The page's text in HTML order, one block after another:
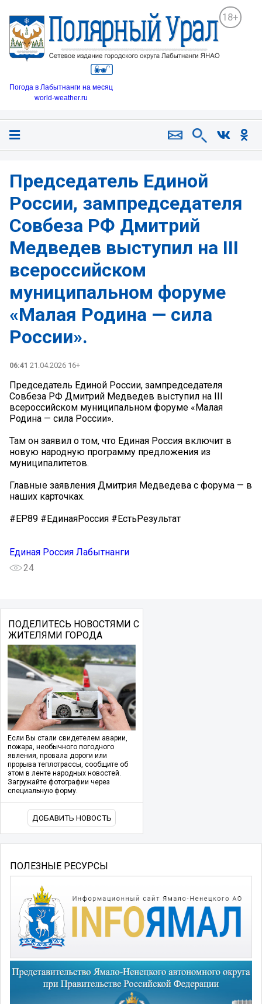
18+
Погода в Лабытнанги на месяц
world-weather.ru
Председатель Единой
России, зампредседателя
Совбеза РФ Дмитрий
Медведев выступил на III
всероссийском
муниципальном форуме
«Малая Родина — сила
России».
06:41 21.04.2026 16+
Председатель Единой России, зампредседателя
Совбеза РФ Дмитрий Медведев выступил на III
всероссийском муниципальном форуме «Малая
Родина — сила России».
Там он заявил о том, что Единая Россия включит в
новую народную программу предложения из
муниципалитетов.
Главные заявления Дмитрия Медведева с форума — в
наших карточках.
#ЕР89 #ЕдинаяРоссия #ЕстьРезультат
Единая Россия Лабытнанги
24
ПОДЕЛИТЕСЬ НОВОСТЯМИ С
ЖИТЕЛЯМИ ГОРОДА
Если Вы стали свидетелем аварии,
пожара, необычного погодного
явления, провала дороги или
прорыва теплотрассы, сообщите об
этом в ленте народных новостей.
Загружайте фотографии через
специальную форму.
ДОБАВИТЬ НОВОСТЬ
ПОЛЕЗНЫЕ РЕСУРСЫ